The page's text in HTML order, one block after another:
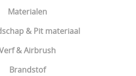
Materialen
& Pit materiaal
& Airbrush
Brandstof